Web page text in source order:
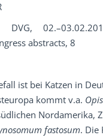
DVG,
abstracts, 8
ist bei Katzen in
kommt v.a.
Nordamerika,
fastosum. Die